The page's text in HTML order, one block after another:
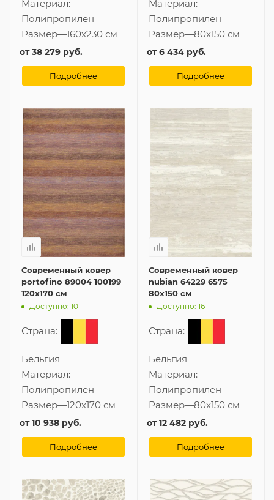
Материал:
Полипропилен
Размер—160x230 см
от38 279 руб.
Подробнее
Материал:
Полипропилен
Размер—80x150 см
от6 434 руб.
Подробнее
Современный ковер
portofino 89004 100199
120x170 см
Доступно: 10
Страна:
Бельгия
Материал:
Полипропилен
Размер—120x170 см
от10 938 руб.
Подробнее
Современный ковер
nubian 64229 6575
80x150 см
Доступно: 16
Страна:
Бельгия
Материал:
Полипропилен
Размер—80x150 см
от12 482 руб.
Подробнее